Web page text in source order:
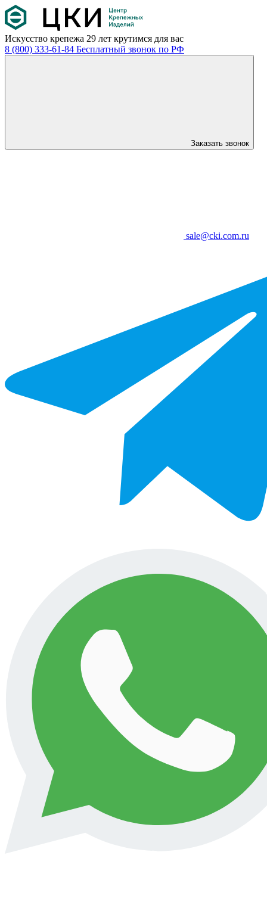
Искусство крепежа 29 лет крутимся для вас
8 (800) 333-61-84 Бесплатный звонок по РФ
Заказать звонок
sale@cki.com.ru